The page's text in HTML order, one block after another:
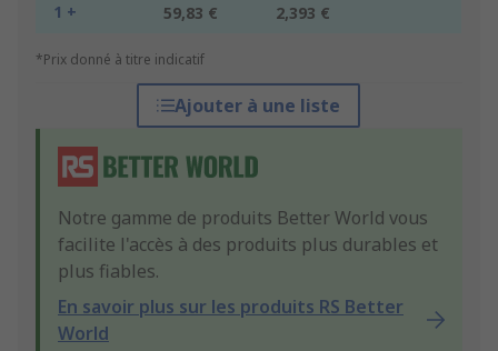
1 + 59,83 € 2,393 €
*Prix donné à titre indicatif
Ajouter à une liste
Notre gamme de produits Better World vous
facilite l'accès à des produits plus durables et
plus fiables.
En savoir plus sur les produits RS Better
World